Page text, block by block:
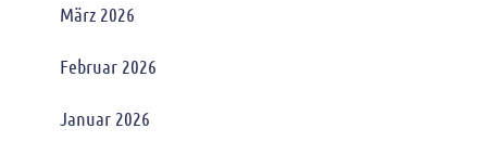
März 2026
Februar 2026
Januar 2026